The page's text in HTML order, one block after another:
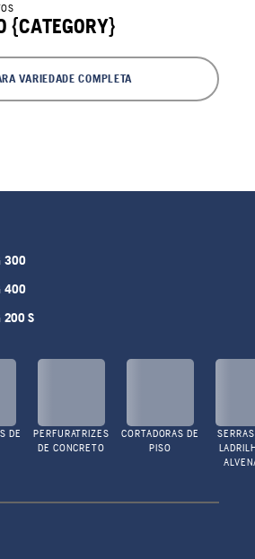
{CATEGORY}
VARIEDADE COMPLETA
300
400
200 S
DE
PERFURATRIZES
DE CONCRETO
CORTADORAS DE
PISO